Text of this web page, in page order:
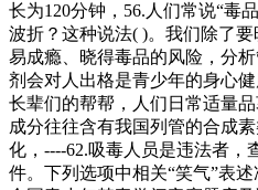
长为120分钟，56.人们常说“毒
波折？这种说法( )。我们除了
易成瘾、晓得毒品的风险，分
剂会对人出格是青少年的身心
长辈们的帮帮，人们日常适量
成分往往含有我国列管的合成
化，----62.吸毒人员是违法者，
件。下列选项中相关“笑气”表